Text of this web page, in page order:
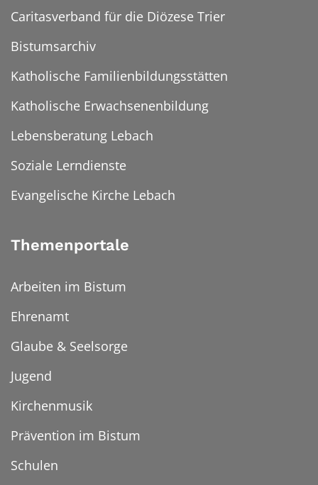
Caritasverband für die Diözese Trier
Bistumsarchiv
Katholische Familienbildungsstätten
Katholische Erwachsenenbildung
Lebensberatung Lebach
Soziale Lerndienste
Evangelische Kirche Lebach
Themenportale
Arbeiten im Bistum
Ehrenamt
Glaube & Seelsorge
Jugend
Kirchenmusik
Prävention im Bistum
Schulen